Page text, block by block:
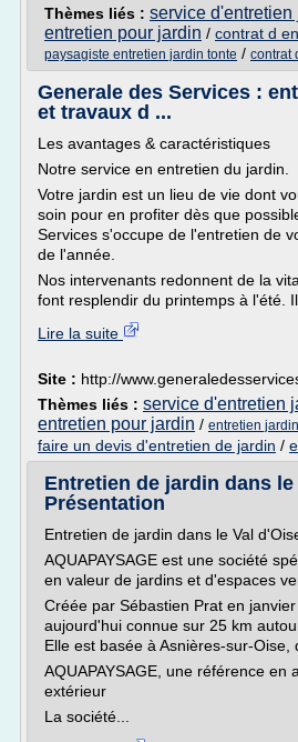
Thèmes liés : service d'entretien
entretien pour jardin / contrat d
paysagiste entretien jardin tonte / contrat
Generale des Services :
et travaux d ...
Les avantages & caractéristiques
Notre service en entretien du jardin.
Votre jardin est un lieu de vie dont
soin pour en profiter dès que
Services s'occupe de l'entretien de
de l'année.
Nos intervenants redonnent de la
font resplendir du printemps à l'été.
Lire la suite
Site : http://
Thèmes liés : service d'entretien
entretien pour jardin / entretien
faire un devis d'entretien de jardin /
Entretien de jardin dans le
Présentation
Entretien de jardin dans le Val
AQUAPAYSAGE est une société
en valeur de jardins et d'espaces
Créée par Sébastien Prat en
aujourd'hui connue sur 25 km
Elle est basée à Asnières-sur-Oise,
AQUAPAYSAGE, une référence en
extérieur
La société...